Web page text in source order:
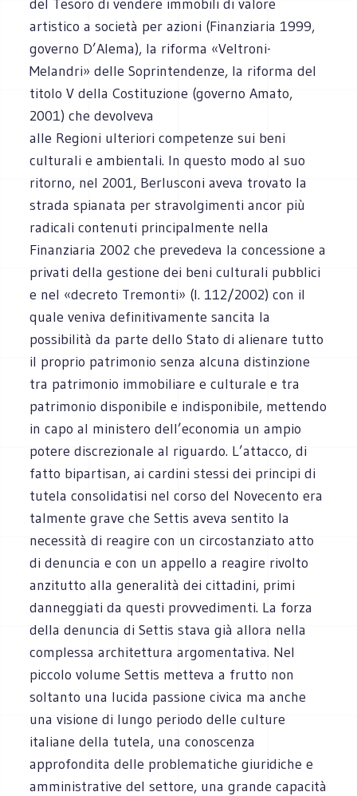
del Tesoro di vendere immobili di valore
artistico a società per azioni (Finanziaria 1999,
governo D’Alema), la riforma «Veltroni-
Melandri» delle Soprintendenze, la riforma del
titolo V della Costituzione (governo Amato,
2001) che devolveva
alle Regioni ulteriori competenze sui beni
culturali e ambientali. In questo modo al suo
ritorno, nel 2001, Berlusconi aveva trovato la
strada spianata per stravolgimenti ancor più
radicali contenuti principalmente nella
Finanziaria 2002 che prevedeva la concessione a
privati della gestione dei beni culturali pubblici
e nel «decreto Tremonti» (l. 112/2002) con il
quale veniva definitivamente sancita la
possibilità da parte dello Stato di alienare tutto
il proprio patrimonio senza alcuna distinzione
tra patrimonio immobiliare e culturale e tra
patrimonio disponibile e indisponibile, mettendo
in capo al ministero dell’economia un ampio
potere discrezionale al riguardo. L’attacco, di
fatto bipartisan, ai cardini stessi dei principi di
tutela consolidatisi nel corso del Novecento era
talmente grave che Settis aveva sentito la
necessità di reagire con un circostanziato atto
di denuncia e con un appello a reagire rivolto
anzitutto alla generalità dei cittadini, primi
danneggiati da questi provvedimenti. La forza
della denuncia di Settis stava già allora nella
complessa architettura argomentativa. Nel
piccolo volume Settis metteva a frutto non
soltanto una lucida passione civica ma anche
una visione di lungo periodo delle culture
italiane della tutela, una conoscenza
approfondita delle problematiche giuridiche e
amministrative del settore, una grande capacità